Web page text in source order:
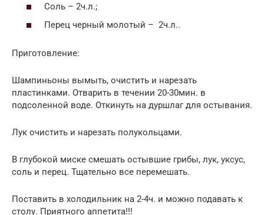
Соль – 2ч.л.;
Перец черный молотый – 2ч.л..
Приготовление:
Шампиньоны вымыть, очистить и нарезать
пластинками. Отварить в течении 20-30мин. в
подсоленной воде. Откинуть на дуршлаг для остывания.
Лук очистить и нарезать полукольцами.
В глубокой миске смешать остывшие грибы, лук, уксус,
соль и перец. Тщательно все перемешать.
Поставить в холодильник на 2-4ч. и можно подавать к
столу. Приятного аппетита!!!